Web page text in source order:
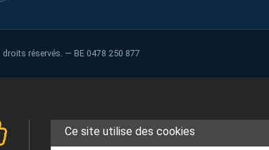
droits réservés. — BE 0478 250 877
Ce site utilise des cookies